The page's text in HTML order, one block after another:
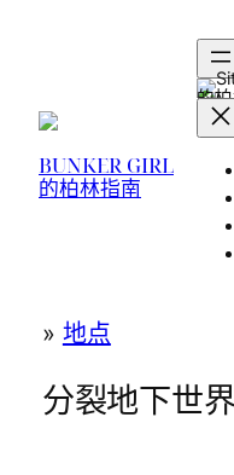
BUNKER GIRL
的柏林指南
的
» 地点
分裂地下世